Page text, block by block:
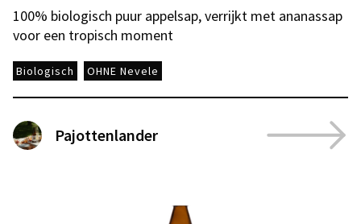
100% biologisch puur appelsap, verrijkt met ananassap
voor een tropisch moment
Biologisch OHNE Nevele
Pajottenlander